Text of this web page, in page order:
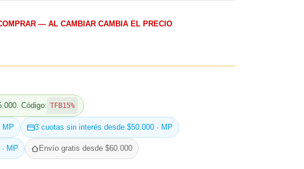
— AL CAMBIAR CAMBIA EL PRECIO
Código: TFB15%
MP 3 cuotas sin interés desde $50.000 · MP
MP Envío gratis desde $60.000